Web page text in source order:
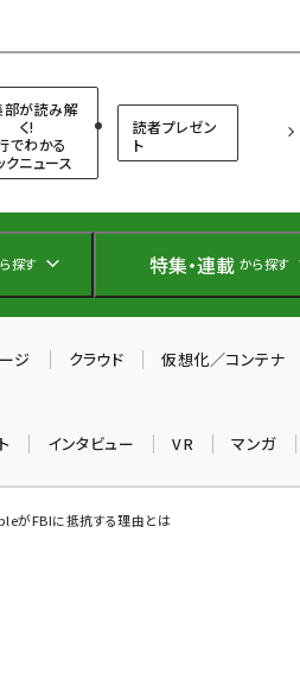
部が読み解
く!
でわかる
クニュース
読者プレゼン
ト
探す 特集・連載 から探す
ジ クラウド 仮想化／コンテナ
インタビュー VR マンガ
がFBIに抵抗する理由とは